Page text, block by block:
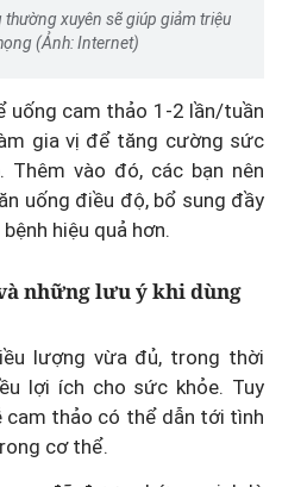
xuyên sẽ giúp giảm triệu
(Ảnh: Internet)
uống cam thảo 1-2 lần/tuần
gia vị để tăng cường sức
Thêm vào đó, các bạn nên
uống điều độ, bổ sung đầy
hiệu quả hơn.
những lưu ý khi dùng
lượng vừa đủ, trong thời
lợi ích cho sức khỏe. Tuy
cam thảo có thể dẫn tới tình
cơ thể.